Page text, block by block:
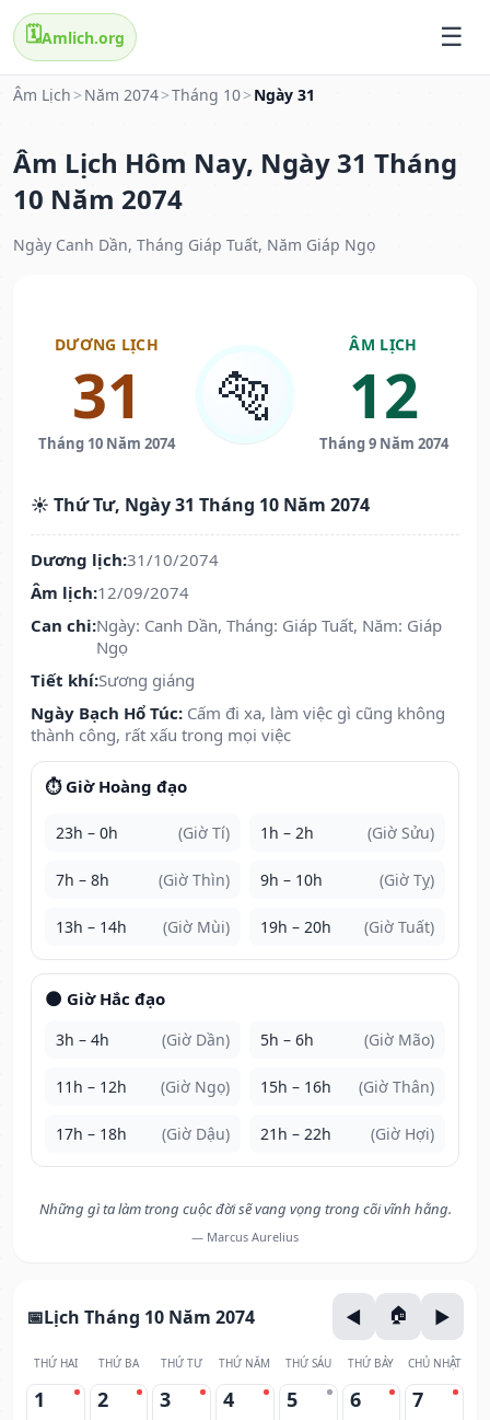
🗓️Amlich.org
Âm Lịch > Năm 2074>Tháng 10> Ngày 31
Âm Lịch Hôm Nay, Ngày 31 Tháng
10 Năm 2074
Ngày Canh Dần, Tháng Giáp Tuất, Năm Giáp Ngọ
DƯƠNG LỊCH
31
Tháng 10 Năm 2074
🐅
ÂM LỊCH
12
Tháng 9 Năm 2074
☀️ Thứ Tư, Ngày 31 Tháng 10 Năm 2074
Dương lịch:31/10/2074
Âm lịch:12/09/2074
Can chi:Ngày: Canh Dần, Tháng: Giáp Tuất, Năm: Giáp
Ngọ
Tiết khí:Sương giáng
Ngày Bạch Hổ Túc: Cấm đi xa, làm việc gì cũng không
thành công, rất xấu trong mọi việc
⏱️ Giờ Hoàng đạo
23h – 0h (Giờ Tí) 1h – 2h (Giờ Sửu)
7h – 8h (Giờ Thìn) 9h – 10h (Giờ Tỵ)
13h – 14h (Giờ Mùi) 19h – 20h (Giờ Tuất)
🌑 Giờ Hắc đạo
3h – 4h (Giờ Dần) 5h – 6h (Giờ Mão)
11h – 12h (Giờ Ngọ) 15h – 16h (Giờ Thân)
17h – 18h (Giờ Dậu) 21h – 22h (Giờ Hợi)
Những gì ta làm trong cuộc đời sẽ vang vọng trong cõi vĩnh hằng.
— Marcus Aurelius
Lịch Tháng 10 Năm 2074
THỨ HAI THỨ BA THỨ TƯ THỨ NĂM THỨ SÁU THỨ BẢY CHỦ NHẬT
1 2 3 4 5 6 7